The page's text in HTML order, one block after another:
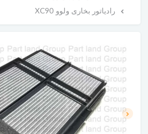
رادیاتور بخاری ولوو XC90